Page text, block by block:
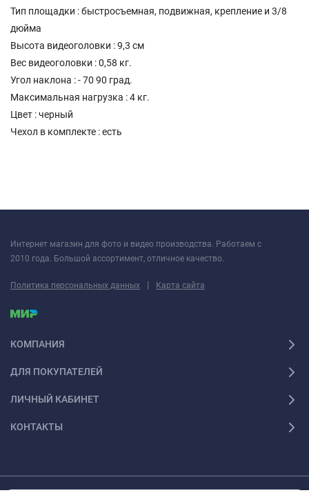
Тип площадки : быстросъемная, подвижная, крепление и 3/8
дюйма
Высота видеоголовки : 9,3 см
Вес видеоголовки : 0,58 кг.
Угол наклона : - 70 90 град.
Максимальная нагрузка : 4 кг.
Цвет : черный
Чехол в комплекте : есть
Интернет магазин для фото и видео производства. Работаем с
2010 года. Большой ассортимент, отличное качество.
Политика персональных данных | Карта сайта
КОМПАНИЯ
ДЛЯ ПОКУПАТЕЛЕЙ
ЛИЧНЫЙ КАБИНЕТ
КОНТАКТЫ